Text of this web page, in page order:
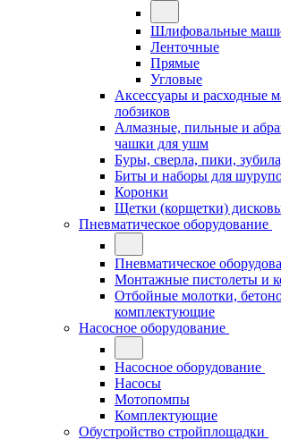
Шлифовальные
Ленточные
Прямые
Угловые
Аксессуары и расходные
лобзиков
Алмазные, пильные и
чашки для ушм
Буры, сверла, пики,
Биты и наборы для
Коронки
Щетки (корщетки)
Пневматическое оборудование
Пневматическое
Монтажные пистолеты и
Отбойные молотки,
комплектующие
Насосное оборудование
Насосное оборудование
Насосы
Мотопомпы
Комплектующие
Обустройство стройплощадки